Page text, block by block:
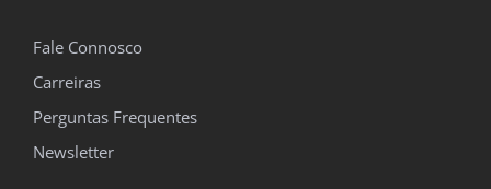
Fale Connosco
Carreiras
Perguntas Frequentes
Newsletter